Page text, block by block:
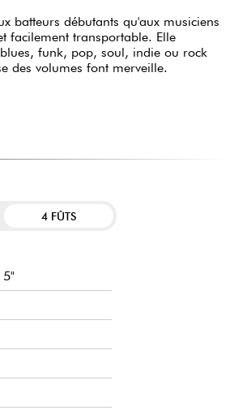
batteurs débutants qu'aux musiciens
facilement transportable. Elle
funk, pop, soul, indie ou rock
des volumes font merveille.
4 FÛTS